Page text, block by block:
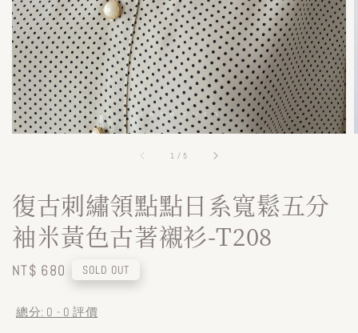
1 /5
復古刺繡領點點日系寬鬆五分
袖米黃色古著襯衫-T208
Regular
NT$ 680 SOLD OUT
總分: 0 - 0 評價